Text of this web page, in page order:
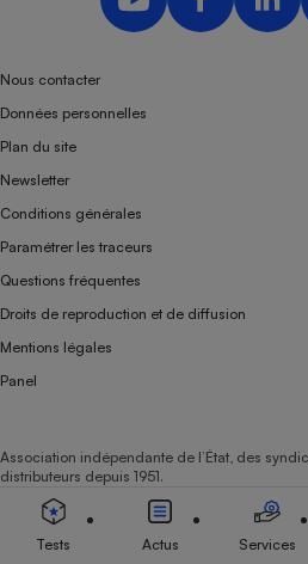
Nous contacter
Données personnelles
Plan du site
Newsletter
Conditions générales
Paramétrer les traceurs
Questions fréquentes
Droits de reproduction et de diffusion
Mentions légales
Panel
Association indépendante de l’État, des
distributeurs depuis 1951.
Tests Actus Services